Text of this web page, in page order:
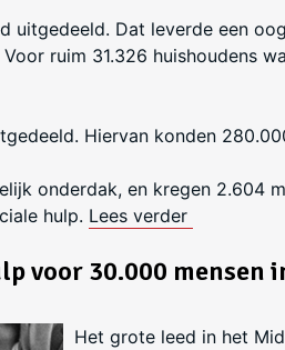
uitgedeeld. Dat leverde een
ruim 31.326 huishoudens
Hiervan konden
onderdak, en kregen 2.604
hulp. Lees verder
voor 30.000 mensen
Het grote leed in het